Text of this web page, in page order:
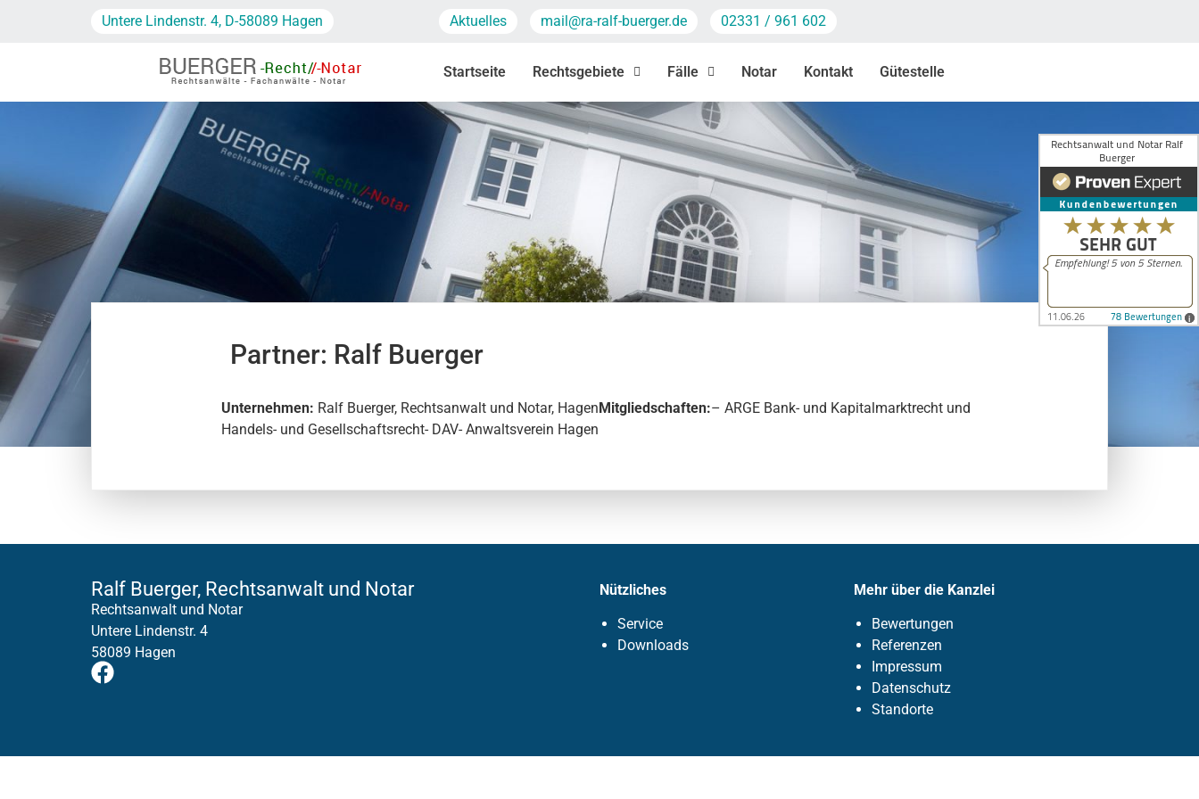
Untere Lindenstr. 4, D-58089 Hagen Aktuelles mail@ra-ralf-buerger.de 02331 / 961 602
Startseite Rechtsgebiete Fälle Notar Kontakt Gütestelle
Partner: Ralf Buerger
Unternehmen: Ralf Buerger, Rechtsanwalt und Notar, Hagen Mitgliedschaften:– ARGE Bank- und Kapitalmarktrecht und
Handels- und Gesellschaftsrecht- DAV- Anwaltsverein Hagen
Ralf Buerger, Rechtsanwalt und Notar
Rechtsanwalt und Notar
Untere Lindenstr. 4
58089 Hagen
Nützliches
Service
Downloads
Mehr über die Kanzlei
Bewertungen
Referenzen
Impressum
Datenschutz
Standorte